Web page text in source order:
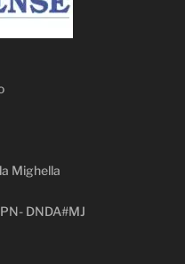
Mighella
DNDA#MJ